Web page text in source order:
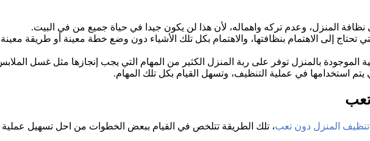
المنزل، وعدم تركه واهماله، لأن هذا لن يكون جيدا في حياة جميع من في البيت.
تحتاج إلى الاهتمام بنظافتها، والاهتمام بكل تلك الأشياء دون وضع خطة معينة أو طريقة
الموجودة بالمنزل توفر على ربة المنزل الكثير من المهام التي يجب إنجازها مثل غسل
يتم استخدامها في عملية التنظيف، وتسهل القيام بكل تلك المهام.
المنزل دون تعب، تلك الطريقة تتلخص في القيام ببعض الخطوات من احل تسهيل